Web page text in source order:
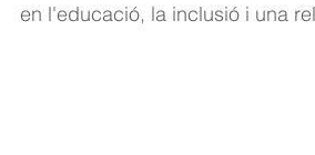
en l'educació, la inclusió i una